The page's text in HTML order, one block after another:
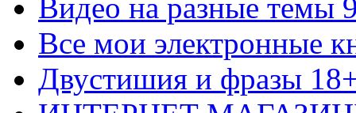
Видео на разные темы
Все мои электронные
Двустишия и фразы